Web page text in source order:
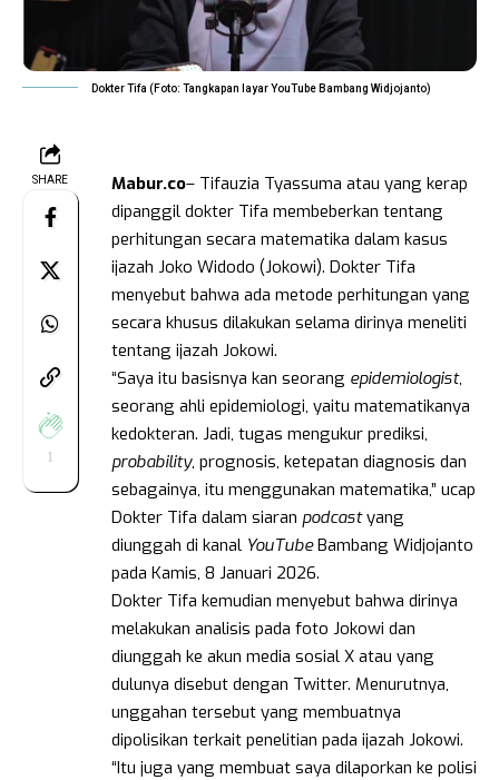
Dokter Tifa (Foto: Tangkapan layar YouTube Bambang Widjojanto)
SHARE
1
Mabur.co– Tifauzia Tyassuma atau yang kerap
dipanggil dokter Tifa membeberkan tentang
perhitungan secara matematika dalam kasus
ijazah Joko Widodo (Jokowi). Dokter Tifa
menyebut bahwa ada metode perhitungan yang
secara khusus dilakukan selama dirinya meneliti
tentang ijazah Jokowi.
“Saya itu basisnya kan seorang epidemiologist,
seorang ahli epidemiologi, yaitu matematikanya
kedokteran. Jadi, tugas mengukur prediksi,
probability, prognosis, ketepatan diagnosis dan
sebagainya, itu menggunakan matematika,” ucap
Dokter Tifa dalam siaran podcastyang
diunggah di kanal YouTubeBambang Widjojanto
pada Kamis, 8 Januari 2026.
Dokter Tifa kemudian menyebut bahwa dirinya
melakukan analisis pada foto Jokowi dan
diunggah ke akun media sosial X atau yang
dulunya disebut dengan Twitter. Menurutnya,
unggahan tersebut yang membuatnya
dipolisikan terkait penelitian pada ijazah Jokowi.
“Itu juga yang membuat saya dilaporkan ke polisi